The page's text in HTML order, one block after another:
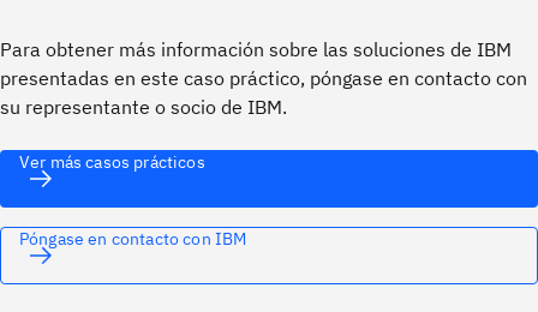
Para obtener más información sobre las soluciones de IBM
presentadas en este caso práctico, póngase en contacto con
su representante o socio de IBM.
Ver más casos prácticos
Póngase en contacto con IBM